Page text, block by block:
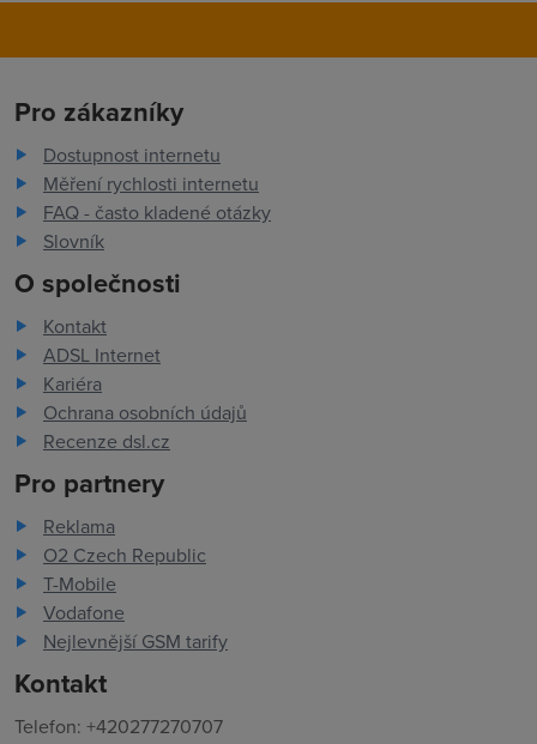
Pro zákazníky
Dostupnost internetu
Měření rychlosti internetu
FAQ - často kladené otázky
Slovník
O společnosti
Kontakt
ADSL Internet
Kariéra
Ochrana osobních údajů
Recenze dsl.cz
Pro partnery
Reklama
O2 Czech Republic
T-Mobile
Vodafone
Nejlevnější GSM tarify
Kontakt
Telefon: +420277270707